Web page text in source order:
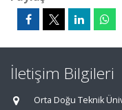
İletişim Bilgileri
Orta Doğu Teknik